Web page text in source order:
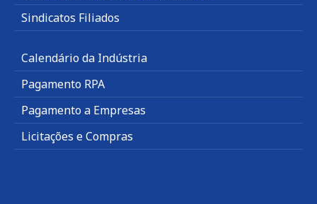
Sindicatos Filiados
Calendário da Indústria
Pagamento RPA
Pagamento a Empresas
Licitações e Compras